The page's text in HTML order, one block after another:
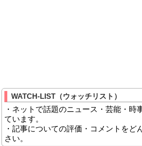
WATCH-LIST（ウォッチリスト）
・ネットで話題のニュース・芸能・時
ています。
・記事についての評価・コメントをど
さい。